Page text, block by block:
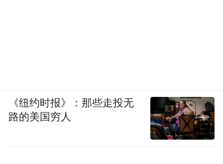
《纽约时报》：那些走投无
路的美国穷人